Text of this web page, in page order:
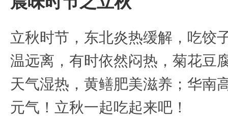
立秋时节，东北炎热缓解，吃饺
温远离，有时依然闷热，菊花豆
天气湿热，黄鳝肥美滋养；华南
元气！立秋一起吃起来吧！